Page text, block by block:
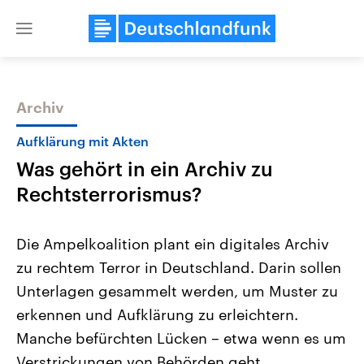
Close
Themen
Landtagswahl Sachsen-Anhalt
2026
Alle Informationen
Sachsen-Anhalt wählt am 6.
September 2026 einen neuen
Landtag. Seit 2021 wird das
Bundesland von einer Koalition aus
Aktuelle Beiträge,
Hintergründe
Wirtschaftlich und
gehören die Vereinigten
den mächtigsten Ländern
mit großem Einfluss auf
Archiv
Aufklärung mit Akten
Was gehört in ein Archiv zu
Rechtsterrorismus?
Die Ampelkoalition plant ein digitales Archiv
zu rechtem Terror in Deutschland. Darin sollen
Unterlagen gesammelt werden, um Muster zu
erkennen und Aufklärung zu erleichtern.
Manche befürchten Lücken – etwa wenn es um